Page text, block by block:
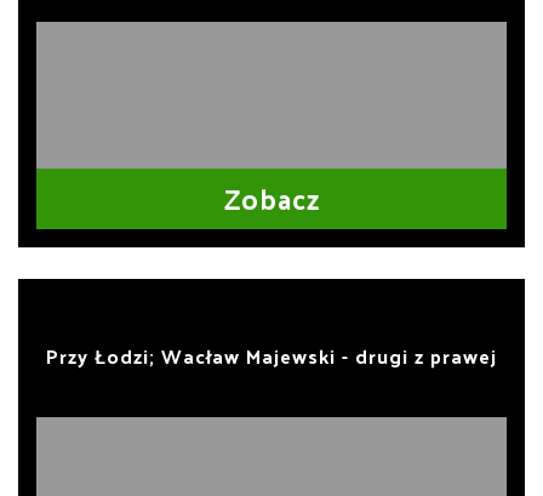
Zobacz
Przy Łodzi; Wacław Majewski - drugi z prawej